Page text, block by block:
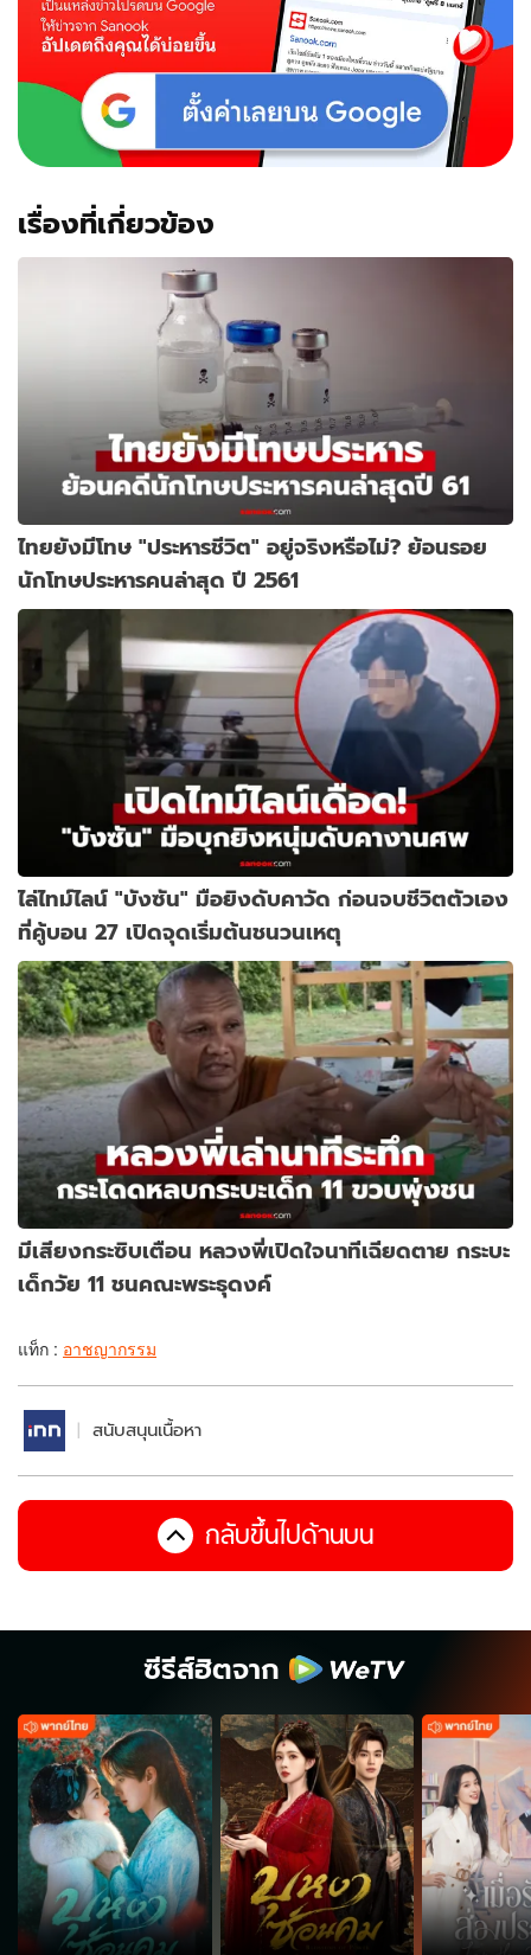
เรื่องที่เกี่ยวข้อง
ไทยยังมีโทษ "ประหารชีวิต" อยู่จริงหรือไม่? ย้อนรอย
นักโทษประหารคนล่าสุด ปี 2561
ไล่ไทม์ไลน์ "บังซัน" มือยิงดับคาวัด ก่อนจบชีวิตตัวเอง
ที่คู้บอน 27 เปิดจุดเริ่มต้นชนวนเหตุ
มีเสียงกระซิบเตือน หลวงพี่เปิดใจนาทีเฉียดตาย กระบะ
เด็กวัย 11 ชนคณะพระธุดงค์
แท็ก : อาชญากรรม
สนับสนุนเนื้อหา
กลับขึ้นไปด้านบน
ซีรีส์ฮิตจาก